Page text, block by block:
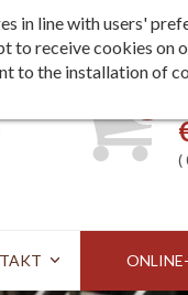
in line with users'
receive cookies on
to the installation of